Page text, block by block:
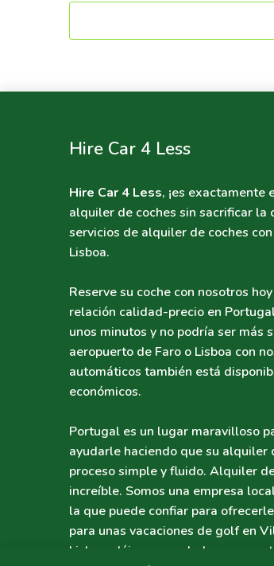
Hire Car 4 Less
Hire Car 4 Less, ¡es exactamente
alquiler de coches sin sacrificar la
servicios de alquiler de coches
Lisboa.
Reserve su coche con nosotros
relación calidad-precio en
unos minutos y no podría ser más
aeropuerto de Faro o Lisboa con
automáticos también está
económicos.
Portugal es un lugar maravilloso
ayudarle haciendo que su alquiler
proceso simple y fluido. Alquiler
increíble. Somos una empresa
la que puede confiar para
para unas vacaciones de golf en
Lisboa, déjenos ayudarle con